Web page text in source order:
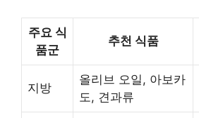
주요 식
품군
추천 식품
지방
올리브 오일, 아보카
도, 견과류